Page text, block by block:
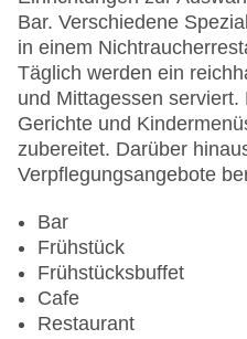
Letzte umfassende
Lift
Anzahl der
Anzahl der Aufzüge: 1
Haustiere: gegen
Haustiere auf Anfrage:
Zimmerservice
Gesamtanzahl der
Zahlungsarten:
EC Maestro,
Landeskategorie: 4
Bar. Verschiedene
in einem
Täglich werden ein
und Mittagessen
Gerichte und
zubereitet. Darüber
Verpflegungsangebote
Bar
Frühstück
Frühstücksbuffet
Cafe
Restaurant